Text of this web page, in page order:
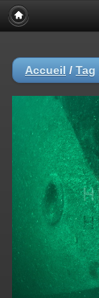
Accueil / Tag